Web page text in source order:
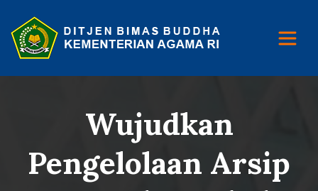
Wujudkan
Pengelolaan Arsip